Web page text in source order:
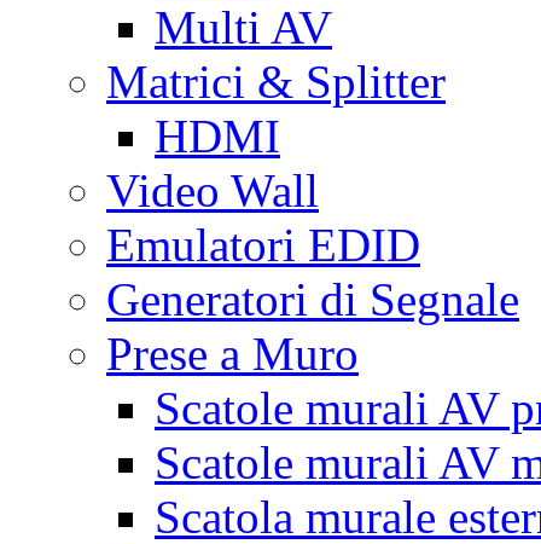
Multi AV
Matrici & Splitter
HDMI
Video Wall
Emulatori EDID
Generatori di Segnale
Prese a Muro
Scatole murali AV
Scatole murali AV
Scatola murale